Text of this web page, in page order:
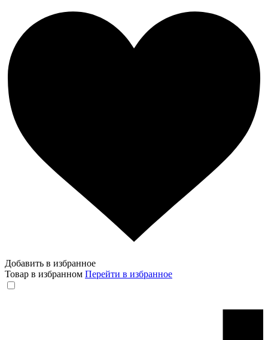
Добавить в избранное
Товар в избранном Перейти в избранное